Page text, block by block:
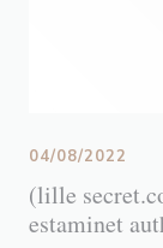
(lille
estaminet
04/08/2022